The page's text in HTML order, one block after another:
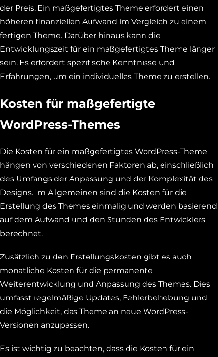
der Preis. Ein maßgefertigtes Theme erfordert einen
höheren finanziellen Aufwand im Vergleich zu einem
fertigen Theme. Darüber hinaus kann die
Entwicklungszeit für ein maßgefertigtes Theme länger
sein. Es erfordert spezifische Kenntnisse und
Erfahrungen, um ein individuelles Theme zu erstellen.
Kosten für maßgefertigte
WordPress-Themes
Die Kosten für ein maßgefertigtes WordPress-Theme
hängen von verschiedenen Faktoren ab, einschließlich
des Umfangs der Anpassung und der Komplexität des
Designs. Im Allgemeinen sind die Kosten für die
Erstellung des Themes einmalig und werden basierend
auf dem Aufwand und den Stunden des Entwicklers
berechnet.
Zusätzlich zu den Erstellungskosten gibt es auch
monatliche Kosten für die permanente
Weiterentwicklung und Anpassung des Themes. Dies
umfasst regelmäßige Updates, Fehlerbehebung und
die Möglichkeit, das Theme an neue WordPress-
Versionen anzupassen.
Es ist wichtig zu beachten, dass die Kosten für ein